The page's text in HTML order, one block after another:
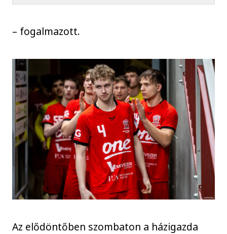
– fogalmazott.
Az elődöntőben szombaton a házigazda